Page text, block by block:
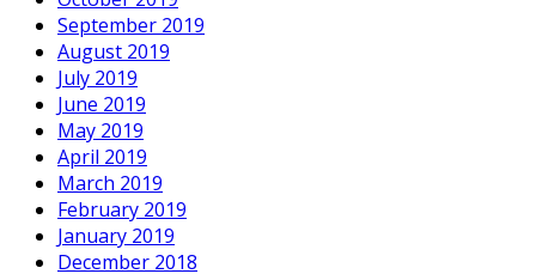
September 2019
August 2019
July 2019
June 2019
May 2019
April 2019
March 2019
February 2019
January 2019
December 2018